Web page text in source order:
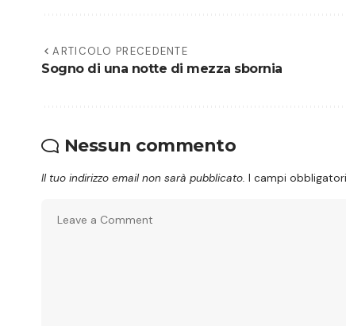
ARTICOLO PRECEDENTE
Sogno di una notte di mezza sbornia
Nessun commento
Il tuo indirizzo email non sarà pubblicato. I campi